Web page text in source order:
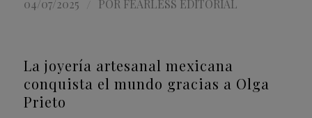
04/07/2025 POR FEARLESS EDITORIAL
La joyería artesanal mexicana
conquista el mundo gracias a Olga
Prieto